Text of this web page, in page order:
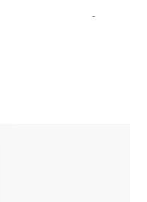
en cualquier